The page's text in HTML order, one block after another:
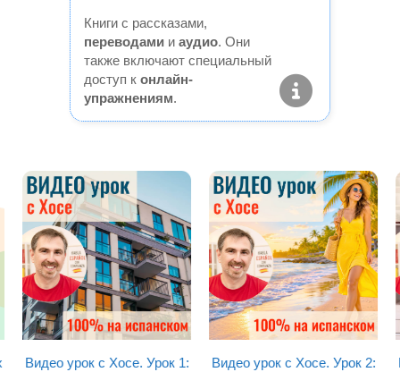
Книги с рассказами,
переводамии аудио. Они
также включают специальный
доступ к онлайн-
упражнениям.
Видео урок с Хосе. Урок 1:
Видео урок с Хосе. Урок 2: